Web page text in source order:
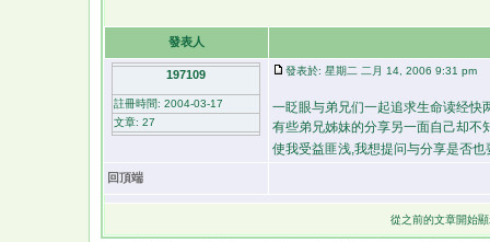
發表人
197109
註冊時間: 2004-03-17
文章: 27
發表於: 星期二 二月 14, 2006 9:31 pm
一眨眼与弟兄们一起追求生命读经快
有些弟兄姊妹的分享另一面自己却不
使我受益匪浅,我想提问与分享是否
回頂端
從之前的文章開始